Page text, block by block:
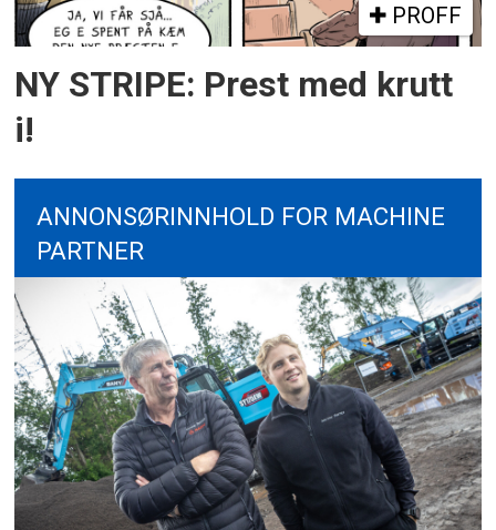
PROFF
NY STRIPE: Prest med krutt
i!
ANNONSØRINNHOLD FOR MACHINE
PARTNER